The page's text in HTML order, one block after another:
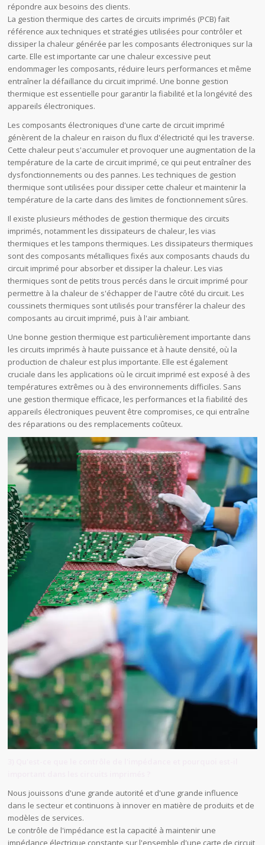
répondre aux besoins des clients.
La gestion thermique des cartes de circuits imprimés (PCB) fait
référence aux techniques et stratégies utilisées pour contrôler et
dissiper la chaleur générée par les composants électroniques sur la
carte. Elle est importante car une chaleur excessive peut
endommager les composants, réduire leurs performances et même
entraîner la défaillance du circuit imprimé. Une bonne gestion
thermique est essentielle pour garantir la fiabilité et la longévité des
appareils électroniques.
Les composants électroniques d'une carte de circuit imprimé
génèrent de la chaleur en raison du flux d'électricité qui les traverse.
Cette chaleur peut s'accumuler et provoquer une augmentation de la
température de la carte de circuit imprimé, ce qui peut entraîner des
dysfonctionnements ou des pannes. Les techniques de gestion
thermique sont utilisées pour dissiper cette chaleur et maintenir la
température de la carte dans des limites de fonctionnement sûres.
Il existe plusieurs méthodes de gestion thermique des circuits
imprimés, notamment les dissipateurs de chaleur, les vias
thermiques et les tampons thermiques. Les dissipateurs thermiques
sont des composants métalliques fixés aux composants chauds du
circuit imprimé pour absorber et dissiper la chaleur. Les vias
thermiques sont de petits trous percés dans le circuit imprimé pour
permettre à la chaleur de s'échapper de l'autre côté du circuit. Les
coussinets thermiques sont utilisés pour transférer la chaleur des
composants au circuit imprimé, puis à l'air ambiant.
Une bonne gestion thermique est particulièrement importante dans
les circuits imprimés à haute puissance et à haute densité, où la
production de chaleur est plus importante. Elle est également
cruciale dans les applications où le circuit imprimé est exposé à des
températures extrêmes ou à des environnements difficiles. Sans
une gestion thermique efficace, les performances et la fiabilité des
appareils électroniques peuvent être compromises, ce qui entraîne
des réparations ou des remplacements coûteux.
Nous jouissons d'une grande autorité et d'une grande influence
dans le secteur et continuons à innover en matière de produits et de
modèles de services.
Le contrôle de l'impédance est la capacité à maintenir une
impédance électrique constante sur l'ensemble d'une carte de circuit